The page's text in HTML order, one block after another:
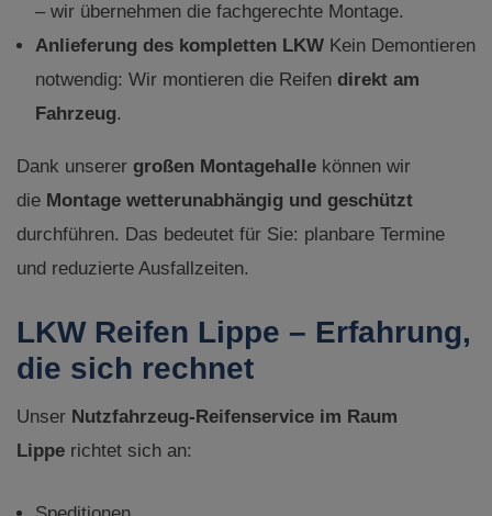
– wir übernehmen die fachgerechte Montage.
Anlieferung des kompletten LKW Kein Demontieren
notwendig: Wir montieren die Reifen direkt am
Fahrzeug.
Dank unserer großen Montagehalle können wir
die Montage wetterunabhängig und geschützt
durchführen. Das bedeutet für Sie: planbare Termine
und reduzierte Ausfallzeiten.
LKW Reifen Lippe – Erfahrung,
die sich rechnet
Unser Nutzfahrzeug-Reifenservice im Raum
Lippe richtet sich an: